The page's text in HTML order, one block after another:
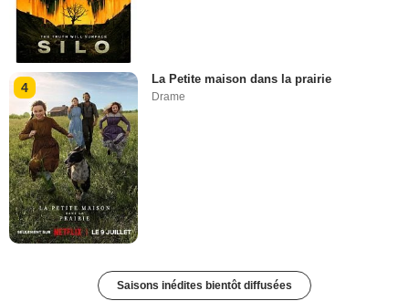
4
La Petite maison dans la prairie
Drame
Saisons inédites bientôt diffusées